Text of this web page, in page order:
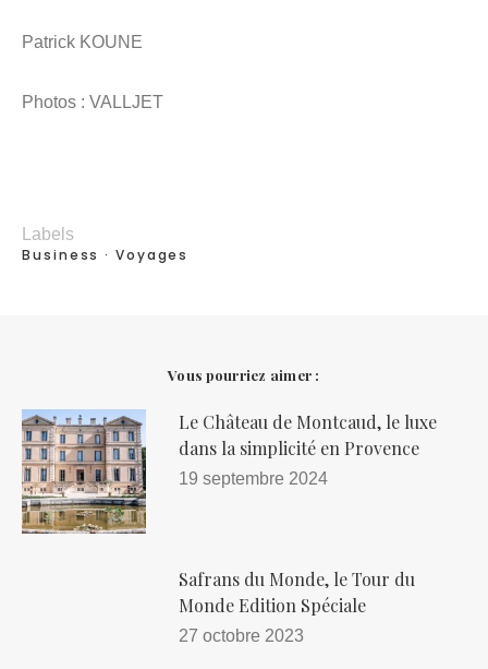
Patrick KOUNE
Photos : VALLJET
Labels
Business
Voyages
Vous pourriez aimer :
Le Château de Montcaud, le luxe
dans la simplicité en Provence
19 septembre 2024
Safrans du Monde, le Tour du
Monde Edition Spéciale
27 octobre 2023